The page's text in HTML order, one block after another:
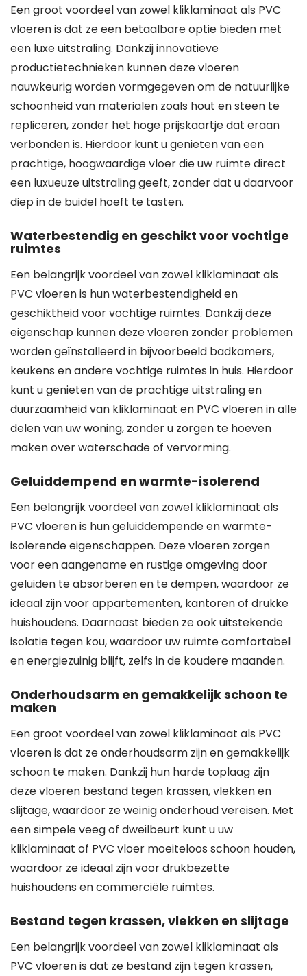
Een groot voordeel van zowel kliklaminaat als PVC
vloeren is dat ze een betaalbare optie bieden met
een luxe uitstraling. Dankzij innovatieve
productietechnieken kunnen deze vloeren
nauwkeurig worden vormgegeven om de natuurlijke
schoonheid van materialen zoals hout en steen te
repliceren, zonder het hoge prijskaartje dat eraan
verbonden is. Hierdoor kunt u genieten van een
prachtige, hoogwaardige vloer die uw ruimte direct
een luxueuze uitstraling geeft, zonder dat u daarvoor
diep in de buidel hoeft te tasten.
Waterbestendig en geschikt voor vochtige
ruimtes
Een belangrijk voordeel van zowel kliklaminaat als
PVC vloeren is hun waterbestendigheid en
geschiktheid voor vochtige ruimtes. Dankzij deze
eigenschap kunnen deze vloeren zonder problemen
worden geïnstalleerd in bijvoorbeeld badkamers,
keukens en andere vochtige ruimtes in huis. Hierdoor
kunt u genieten van de prachtige uitstraling en
duurzaamheid van kliklaminaat en PVC vloeren in alle
delen van uw woning, zonder u zorgen te hoeven
maken over waterschade of vervorming.
Geluiddempend en warmte-isolerend
Een belangrijk voordeel van zowel kliklaminaat als
PVC vloeren is hun geluiddempende en warmte-
isolerende eigenschappen. Deze vloeren zorgen
voor een aangename en rustige omgeving door
geluiden te absorberen en te dempen, waardoor ze
ideaal zijn voor appartementen, kantoren of drukke
huishoudens. Daarnaast bieden ze ook uitstekende
isolatie tegen kou, waardoor uw ruimte comfortabel
en energiezuinig blijft, zelfs in de koudere maanden.
Onderhoudsarm en gemakkelijk schoon te
maken
Een groot voordeel van zowel kliklaminaat als PVC
vloeren is dat ze onderhoudsarm zijn en gemakkelijk
schoon te maken. Dankzij hun harde toplaag zijn
deze vloeren bestand tegen krassen, vlekken en
slijtage, waardoor ze weinig onderhoud vereisen. Met
een simpele veeg of dweilbeurt kunt u uw
kliklaminaat of PVC vloer moeiteloos schoon houden,
waardoor ze ideaal zijn voor drukbezette
huishoudens en commerciële ruimtes.
Bestand tegen krassen, vlekken en slijtage
Een belangrijk voordeel van zowel kliklaminaat als
PVC vloeren is dat ze bestand zijn tegen krassen,